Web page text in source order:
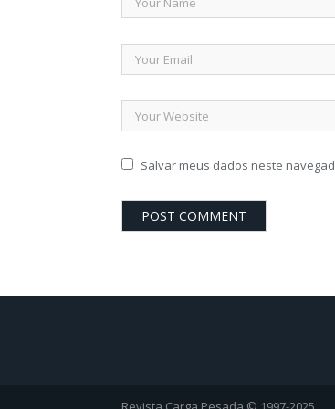
Salvar meus dados neste